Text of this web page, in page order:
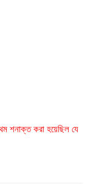
শনাক্ত করা হয়েছিল যে